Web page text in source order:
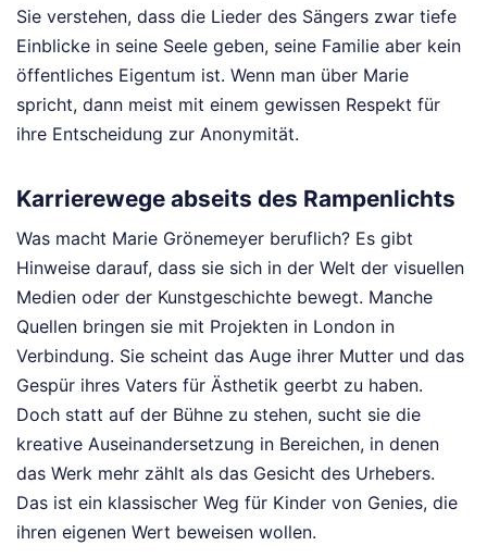
Sie verstehen, dass die Lieder des Sängers zwar tiefe
Einblicke in seine Seele geben, seine Familie aber kein
öffentliches Eigentum ist. Wenn man über Marie
spricht, dann meist mit einem gewissen Respekt für
ihre Entscheidung zur Anonymität.
Karrierewege abseits des Rampenlichts
Was macht Marie Grönemeyer beruflich? Es gibt
Hinweise darauf, dass sie sich in der Welt der visuellen
Medien oder der Kunstgeschichte bewegt. Manche
Quellen bringen sie mit Projekten in London in
Verbindung. Sie scheint das Auge ihrer Mutter und das
Gespür ihres Vaters für Ästhetik geerbt zu haben.
Doch statt auf der Bühne zu stehen, sucht sie die
kreative Auseinandersetzung in Bereichen, in denen
das Werk mehr zählt als das Gesicht des Urhebers.
Das ist ein klassischer Weg für Kinder von Genies, die
ihren eigenen Wert beweisen wollen.